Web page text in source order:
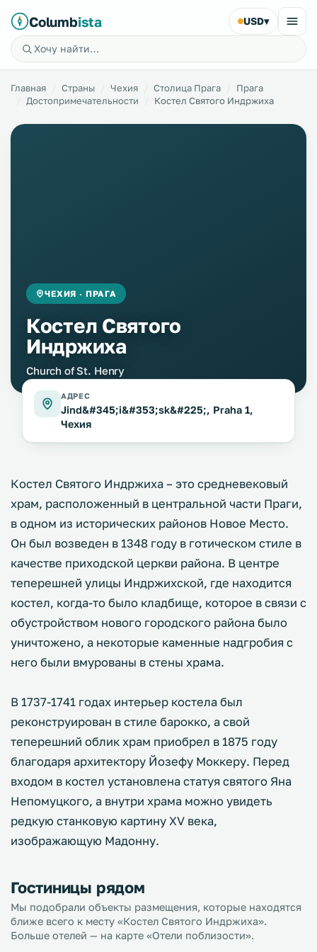
Columbista USD▾
Главная Страны Чехия Столица Прага
Прага
Достопримечательности
Костел Святого Индржиха
ЧЕХИЯ · ПРАГА
Костел Святого
Индржиха
Church of St. Henry
АДРЕС
Jind&#345;i&#353;sk&#225;, Praha 1,
Чехия
Костел Святого Индржиха – это средневековый
храм, расположенный в центральной части Праги,
в одном из исторических районов Новое Место.
Он был возведен в 1348 году в готическом стиле в
качестве приходской церкви района. В центре
теперешней улицы Индржихской, где находится
костел, когда-то было кладбище, которое в связи с
обустройством нового городского района было
уничтожено, а некоторые каменные надгробия с
него были вмурованы в стены храма.
В 1737-1741 годах интерьер костела был
реконструирован в стиле барокко, а свой
теперешний облик храм приобрел в 1875 году
благодаря архитектору Йозефу Моккеру. Перед
входом в костел установлена статуя святого Яна
Непомуцкого, а внутри храма можно увидеть
редкую станковую картину ХV века,
изображающую Мадонну.
Гостиницы рядом
Мы подобрали объекты размещения, которые находятся
ближе всего к месту «Костел Святого Индржиха».
Больше отелей — на карте «Отели поблизости».